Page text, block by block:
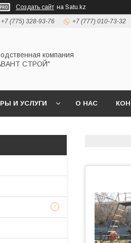
Создать сайт на Satu.kz
+7 (775) 328-93-76 +7 (777) 010-73-32
компания
СТРОЙ"
И УСЛУГИ О НАС